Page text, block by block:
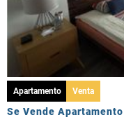
Apartamento Venta
Se Vende